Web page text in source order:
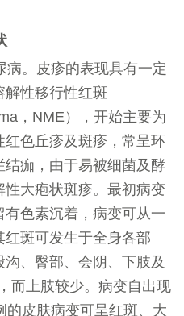
病。皮疹的表现具有一定
解性移行性红斑
，NME），开始主要为
红色丘疹及斑疹，常呈环
痂，由于易被细菌及酵
大疱状斑疹。最初病变
色素沉着，病变可从一
斑可发生于全身各部
、臀部、会阴、下肢及
而上肢较少。病变自出现
的皮肤病变可呈红斑、大